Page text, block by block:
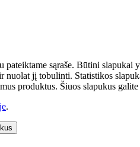
sąraše. Būtini
jį tobulinti. Statistikos
produktus. Šiuos slapukus
.